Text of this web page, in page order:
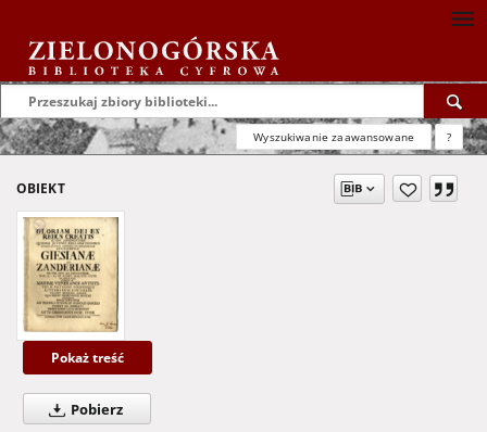
Wyszukiwanie zaawansowane ?
OBIEKT
Pokaż treść
Pobierz